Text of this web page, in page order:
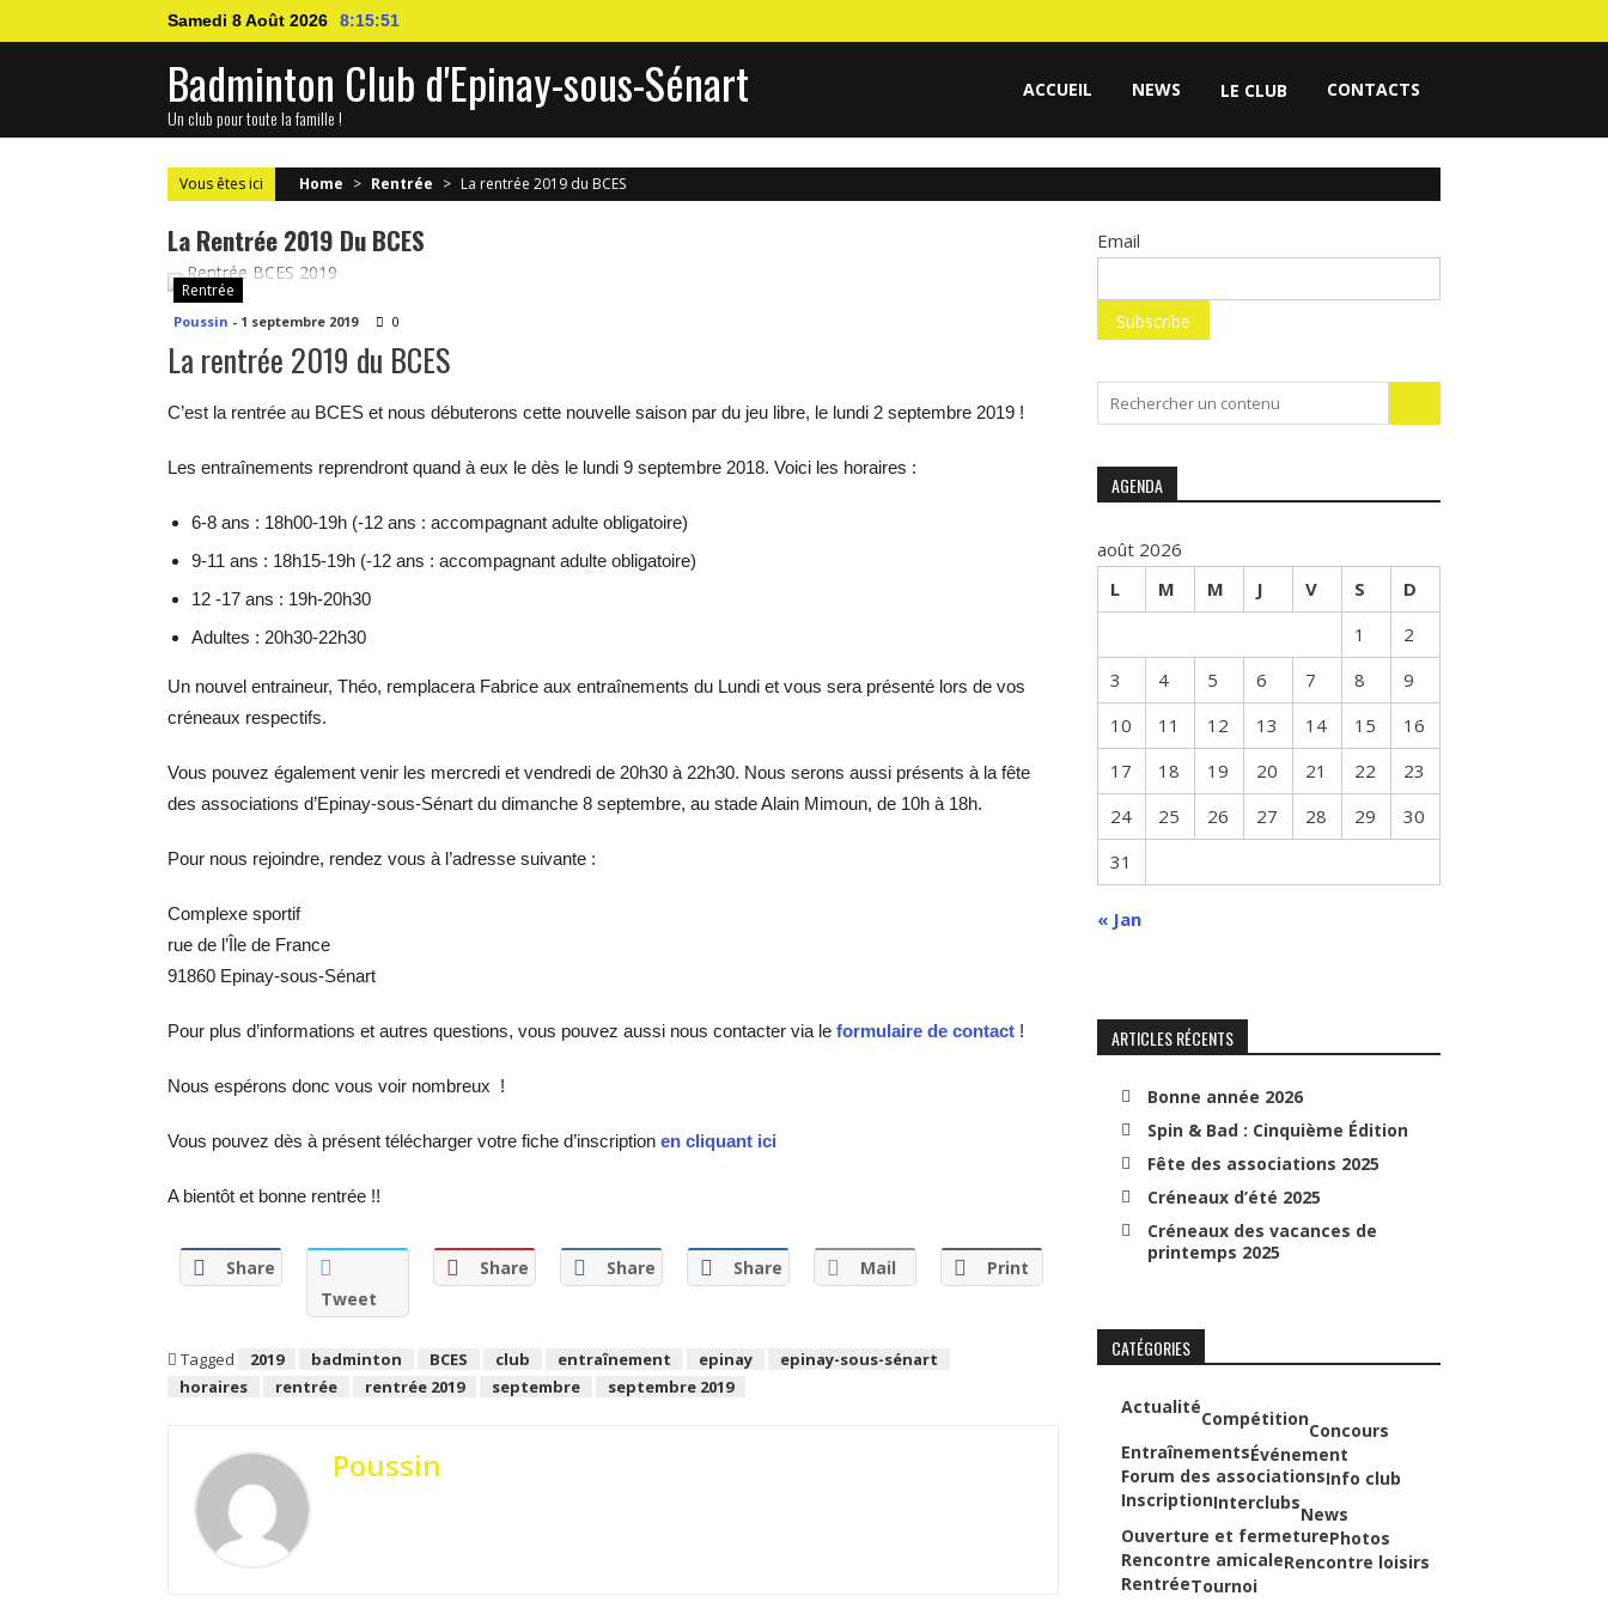
to
Samedi 8 Août 2026 8:15:51
Badminton Club d'Epinay-sous-Sénart
Un club pour toute la famille !
ACCUEIL NEWS LE CLUB CONTACTS
Vous êtes ici Home > Rentrée > La rentrée 2019 du BCES
La Rentrée 2019 Du BCES
Rentrée
Poussin - 1 septembre 2019 0
La rentrée 2019 du BCES
C’est la rentrée au BCES et nous débuterons cette nouvelle saison par du jeu libre, le lundi 2 septembre 2019 !
Les entraînements reprendront quand à eux le dès le lundi 9 septembre 2018. Voici les horaires :
6-8 ans : 18h00-19h (-12 ans : accompagnant adulte obligatoire)
9-11 ans : 18h15-19h (-12 ans : accompagnant adulte obligatoire)
12 -17 ans : 19h-20h30
Adultes : 20h30-22h30
Un nouvel entraineur, Théo, remplacera Fabrice aux entraînements du Lundi et vous sera présenté lors de vos
créneaux respectifs.
Vous pouvez également venir les mercredi et vendredi de 20h30 à 22h30. Nous serons aussi présents à la fête
des associations d’Epinay-sous-Sénart du dimanche 8 septembre, au stade Alain Mimoun, de 10h à 18h.
Pour nous rejoindre, rendez vous à l’adresse suivante :
Complexe sportif
rue de l’Île de France
91860 Epinay-sous-Sénart
Pour plus d’informations et autres questions, vous pouvez aussi nous contacter via le formulaire de contact !
Nous espérons donc vous voir nombreux !
Vous pouvez dès à présent télécharger votre fiche d’inscription en cliquant ici
A bientôt et bonne rentrée !!
Share
Tweet
Share Share Share Mail Print
Tagged 2019 badminton BCES club entraînement epinay
epinay-sous-sénart
horaires
rentrée rentrée 2019 septembre septembre 2019
Poussin
Email
for:
AGENDA
août 2026
L
M M J V S
D
1
2
3
4 5 6 7 8
9
10
11 12 13 14 15
16
17
18 19 20 21 22
23
24
25 26 27 28 29
30
31
« Jan
ARTICLES RÉCENTS
Bonne année 2026
Spin & Bad : Cinquième Édition
Fête des associations 2025
Créneaux d’été 2025
Créneaux des vacances de
printemps 2025
CATÉGORIES
Actualité
Compétition
Concours
EntraînementsÉvénement
Forum des associationsInfo club
InscriptionInterclubs
News
Ouverture et fermeturePhotos
Rencontre amicaleRencontre loisirs
RentréeTournoi